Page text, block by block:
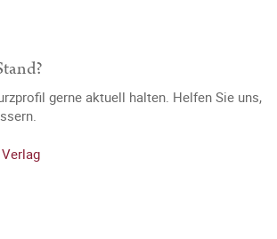
gerne aktuell halten. Helfen Sie uns,